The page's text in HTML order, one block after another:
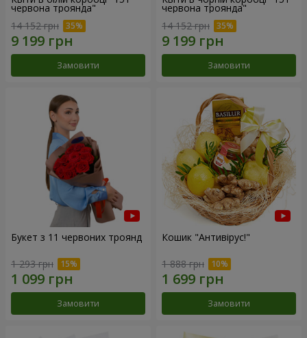
червона троянда"
14 152 грн
Замовити
червона троянда"
14 152 грн
Замовити
Букет з 11 червоних троянд
1 293 грн
Замовити
Кошик "Антивірус!"
1 888 грн
Замовити